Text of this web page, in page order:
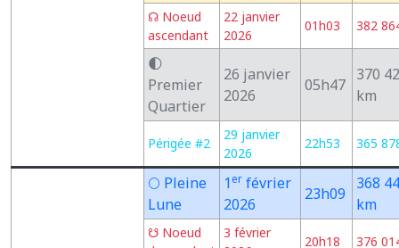
☊ Noeud
ascendant
22 janvier
2026
01h03 382
🌓
Premier
Quartier
26 janvier
2026
05h47
370
km
Périgée #2
29 janvier
2026
22h53 365
🌕 Pleine
Lune
1er février
2026
23h09
368
km
☋ Noeud
3 février
20h18 376